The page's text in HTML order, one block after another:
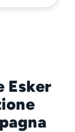
Esker